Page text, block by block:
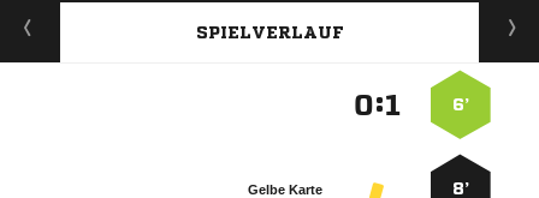
SPIELVERLAUF
6’
:
8’
Gelbe Karte